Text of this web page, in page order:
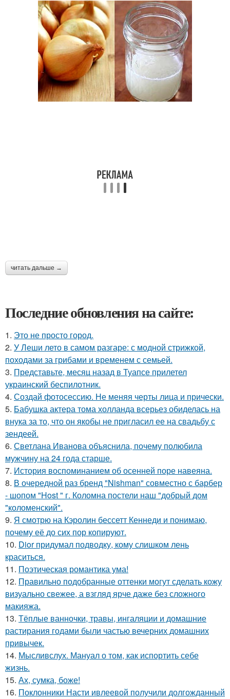
читать дальше →
Последние обновления на сайте:
1. Это не просто город.
2. У Леши лето в самом разгаре: с модной стрижкой,
походами за грибами и временем с семьей.
3. Представьте, месяц назад в Туапсе прилетел
украинский беспилотник.
4. Создай фотосессию. Не меняя черты лица и прически.
5. Бабушка актера тома холланда всерьез обиделась на
внука за то, что он якобы не пригласил ее на свадьбу с
зендеей.
6. Светлана Иванова объяснила, почему полюбила
мужчину на 24 года старше.
7. История воспоминанием об осенней поре навеяна.
8. В очередной раз бренд "Nishman" совместно с барбер
- шопом "Host " г. Коломна постели наш "добрый дом
"коломенский".
9. Я смотрю на Кэролин бессетт Кеннеди и понимаю,
почему её до сих пор копируют.
10. Dior придумал подводку, кому слишком лень
краситься.
11. Поэтическая романтика ума!
12. Правильно подобранные оттенки могут сделать кожу
визуально свежее, а взгляд ярче даже без сложного
макияжа.
13. Тёплые ванночки, травы, ингаляции и домашние
растирания годами были частью вечерних домашних
привычек.
14. Мысливслух. Мануал о том, как испортить себе
жизнь.
15. Ах, сумка, боже!
16. Поклонники Насти ивлеевой получили долгожданный